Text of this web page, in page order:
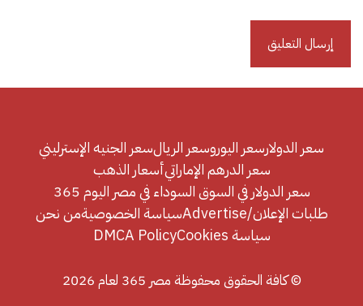
سعر الدولارسعر اليوروسعر الريالسعر الجنيه الإسترليني
سعر الدرهم الإماراتيأسعار الذهب
سعر الدولار في السوق السوداء في مصر اليوم 365
طلبات الإعلان/Advertise
سياسة الخصوصيةمن نحن
سياسة Cookies
DMCA Policy
© كافة الحقوق محفوظة مصر 365 لعام 2026